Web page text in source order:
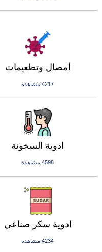
أمصال وتطعيمات
4217 مشاهدة
ادوية السخونة
4598 مشاهدة
ادوية سكر صناعي
4234 مشاهدة